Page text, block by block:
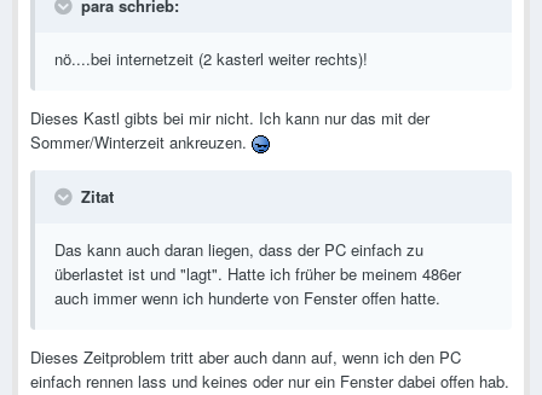
para schrieb:
nö....bei internetzeit (2 kasterl weiter rechts)!
Dieses Kastl gibts bei mir nicht. Ich kann nur das mit der
Sommer/Winterzeit ankreuzen.
Zitat
Das kann auch daran liegen, dass der PC einfach zu
überlastet ist und "lagt". Hatte ich früher be meinem 486er
auch immer wenn ich hunderte von Fenster offen hatte.
Dieses Zeitproblem tritt aber auch dann auf, wenn ich den PC
einfach rennen lass und keines oder nur ein Fenster dabei offen hab.